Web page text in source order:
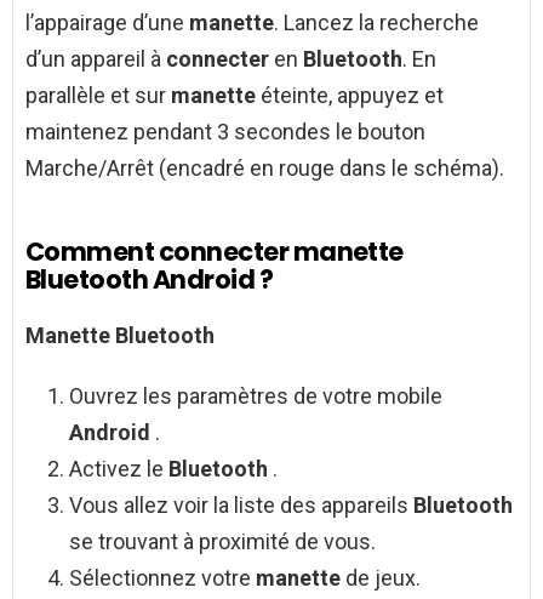
l’appairage d’une manette. Lancez la recherche
d’un appareil à connecter en Bluetooth. En
parallèle et sur manette éteinte, appuyez et
maintenez pendant 3 secondes le bouton
Marche/Arrêt (encadré en rouge dans le schéma).
Comment connecter manette
Bluetooth Android ?
Manette Bluetooth
Ouvrez les paramètres de votre mobile
Android .
Activez le Bluetooth .
Vous allez voir la liste des appareils Bluetooth
se trouvant à proximité de vous.
Sélectionnez votre manette de jeux.